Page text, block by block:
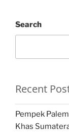
Search
Recent
Pempek
Khas